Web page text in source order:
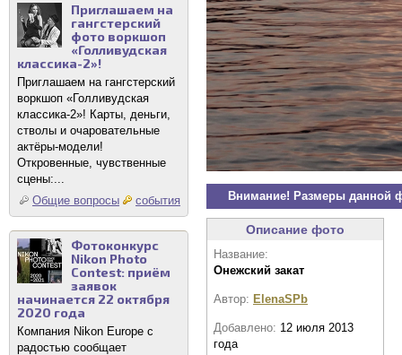
Приглашаем на
гангстерский
фото воркшоп
«Голливудская
классика-2»!
Приглашаем на гангстерский
воркшоп «Голливудская
классика-2»! Карты, деньги,
стволы и очаровательные
актёры-модели!
Откровенные, чувственные
сцены:...
Общие вопросы
события
Фотоконкурс
Nikon Photo
Contest: приём
заявок
начинается 22 октября
2020 года
Компания Nikon Europe с
радостью сообщает
Внимание! Размеры данной
Описание фото
Название:
Онежский закат
Автор: ElenaSPb
Добавлено: 12 июля 2013
года